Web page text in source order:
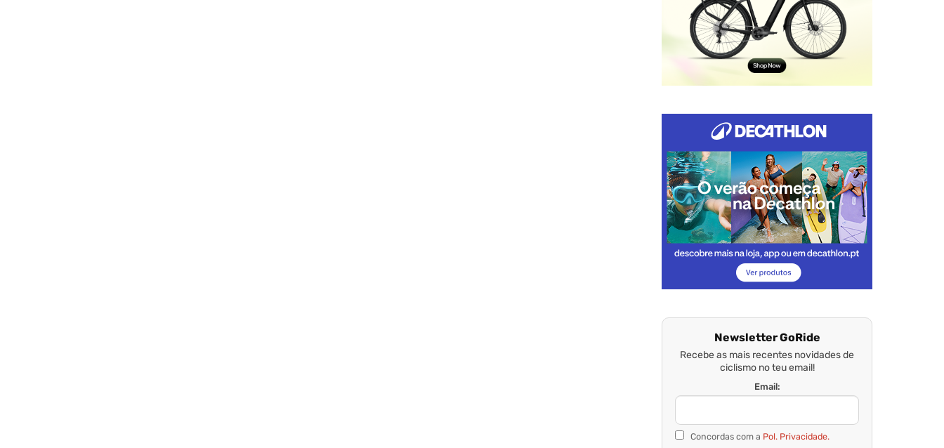
Newsletter GoRide
Recebe as mais recentes novidades de
ciclismo no teu email!
Email:
Concordas com a Pol. Privacidade.